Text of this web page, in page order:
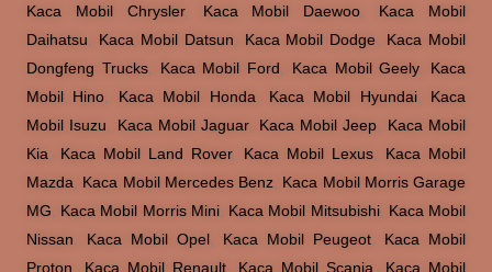
Kaca Mobil Chrysler, Kaca Mobil Daewoo
Kaca Mobil
Daihatsu
Kaca Mobil Datsun Kaca Mobil Dodge
Kaca Mobil
Dongfeng Trucks, Kaca Mobil Ford Kaca Mobil Geely, Kaca
Mobil Hino
Kaca Mobil Honda Kaca Mobil Hyundai, Kaca
Mobil Isuzu
Kaca Mobil Jaguar, Kaca Mobil Jeep
Kaca Mobil
Kia
Kaca Mobil Land Rover, Kaca Mobil Lexus
Kaca Mobil
Mazda
Kaca Mobil Mercedes Benz Kaca Mobil Morris Garage
MG
Kaca Mobil Morris Mini, Kaca Mobil Mitsubishi, Kaca Mobil
Nissan
Kaca Mobil Opel Kaca Mobil Peugeot
Kaca Mobil
Proton
Kaca Mobil Renault Kaca Mobil Scania Kaca Mobil